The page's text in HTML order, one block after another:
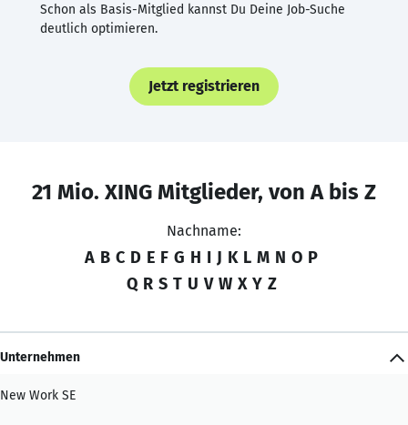
Schon als Basis-Mitglied kannst Du Deine Job-Suche
deutlich optimieren.
Jetzt registrieren
21 Mio. XING Mitglieder, von A bis Z
Nachname:
A B C D E F G H I J K L M N O P
Q R S T U V W X Y Z
Unternehmen
New Work SE